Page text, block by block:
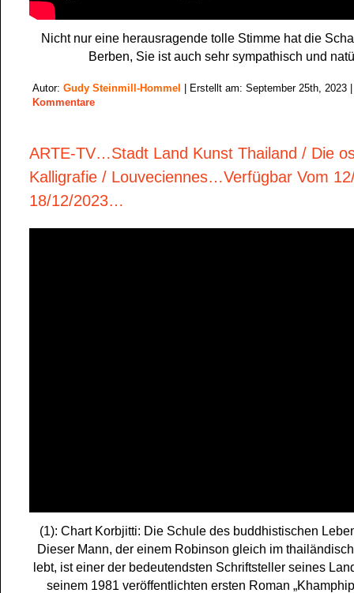
Nicht nur eine herausragende tolle Stimme hat die
Berben, Sie ist auch sehr sympathisch und
Autor: Gudy Steinmill-Hommel
| Erstellt am: September 25th, 2023
Kommentare
ARTE-TV…Stadt Land Kunst Thailand / Die
Kalligrafie / Louveciennes…Verfügbar Vom
18/12/2023…
(1): Chart Korbjitti: Die Schule des buddhistischen
Dieser Mann, der einem Robinson gleich im
lebt, ist einer der bedeutendsten Schriftsteller seines
seinem 1981 veröffentlichten ersten Roman